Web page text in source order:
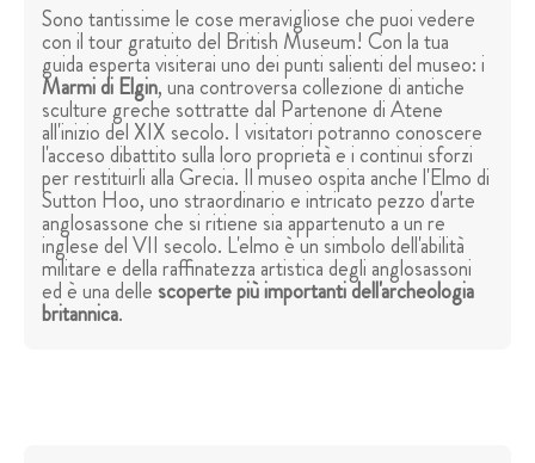
Sono tantissime le cose meravigliose che puoi vedere
con il tour gratuito del British Museum! Con la tua
guida esperta visiterai uno dei punti salienti del museo: i
Marmi di Elgin, una controversa collezione di antiche
sculture greche sottratte dal Partenone di Atene
all'inizio del XIX secolo. I visitatori potranno conoscere
l'acceso dibattito sulla loro proprietà e i continui sforzi
per restituirli alla Grecia. Il museo ospita anche l'Elmo di
Sutton Hoo, uno straordinario e intricato pezzo d'arte
anglosassone che si ritiene sia appartenuto a un re
inglese del VII secolo. L'elmo è un simbolo dell'abilità
militare e della raffinatezza artistica degli anglosassoni
ed è una delle scoperte più importanti dell'archeologia
britannica.